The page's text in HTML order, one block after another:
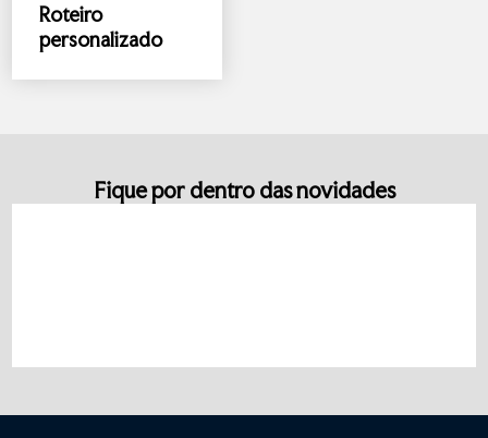
Roteiro
personalizado
Fique por dentro das novidades